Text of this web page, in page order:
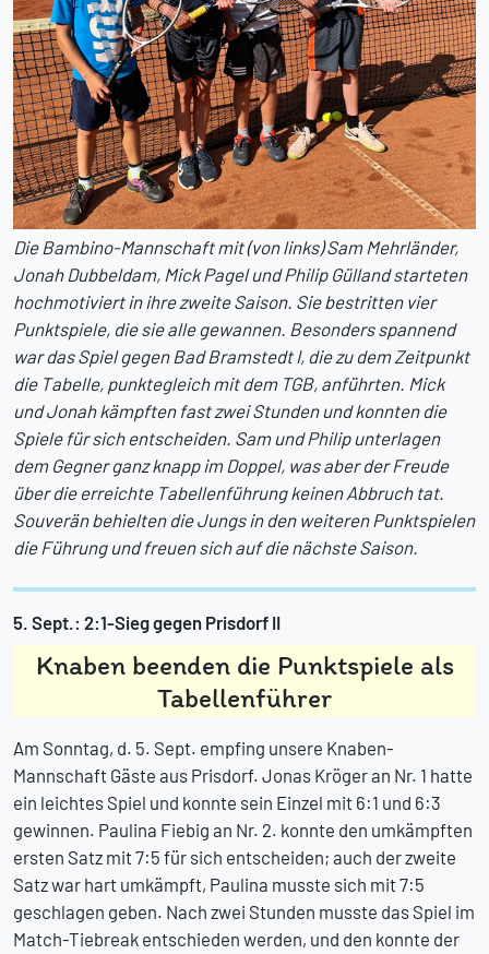
Die Bambino-Mannschaft mit (von links) Sam Mehrländer,
Jonah Dubbeldam, Mick Pagel und Philip Gülland starteten
hochmotiviert in ihre zweite Saison. Sie bestritten vier
Punktspiele, die sie alle gewannen. Besonders spannend
war das Spiel gegen Bad Bramstedt I, die zu dem Zeitpunkt
die Tabelle, punktegleich mit dem TGB, anführten. Mick
und Jonah kämpften fast zwei Stunden und konnten die
Spiele für sich entscheiden. Sam und Philip unterlagen
dem Gegner ganz knapp im Doppel, was aber der Freude
über die erreichte Tabellenführung keinen Abbruch tat.
Souverän behielten die Jungs in den weiteren Punktspielen
die Führung und freuen sich auf die nächste Saison.
5. Sept.: 2:1-Sieg gegen Prisdorf II
Knaben beenden die Punktspiele als
Tabellenführer
Am Sonntag, d. 5. Sept. empfing unsere Knaben-
Mannschaft Gäste aus Prisdorf. Jonas Kröger an Nr. 1 hatte
ein leichtes Spiel und konnte sein Einzel mit 6:1 und 6:3
gewinnen. Paulina Fiebig an Nr. 2. konnte den umkämpften
ersten Satz mit 7:5 für sich entscheiden; auch der zweite
Satz war hart umkämpft, Paulina musste sich mit 7:5
geschlagen geben. Nach zwei Stunden musste das Spiel im
Match-Tiebreak entschieden werden, und den konnte der